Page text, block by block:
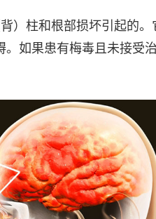
）柱和根部损坏引起的。
。如果患有梅毒且未接受